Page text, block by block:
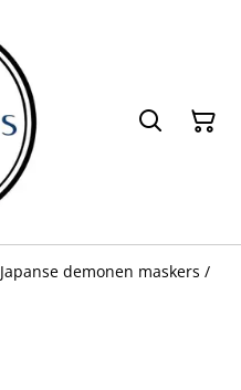
Japanse demonen maskers /